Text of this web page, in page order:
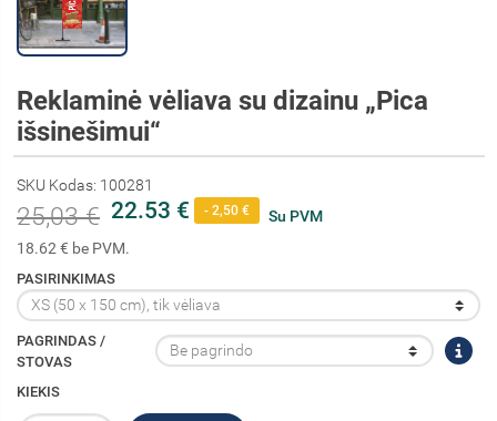
Reklaminė vėliava su dizainu „Pica
išsinešimui“
SKU Kodas: 100281
25,03 € 22.53 € - 2,50 €
Su PVM
18.62 € be PVM.
PASIRINKIMAS
PAGRINDAS /
STOVAS
KIEKIS